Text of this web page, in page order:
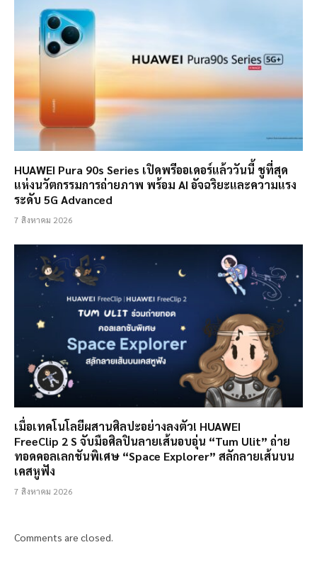
HUAWEI Pura 90s Series เปิดพรีออเดอร์แล้ววันนี้ ชูที่สุด
แห่งนวัตกรรมการถ่ายภาพ พร้อม AI อัจฉริยะและความแรง
ระดับ 5G Advanced
7 สิงหาคม 2026
เมื่อเทคโนโลยีผสานศิลปะอย่างลงตัว! HUAWEI
FreeClip 2 S จับมือศิลปินลายเส้นอบอุ่น “Tum Ulit” ถ่าย
ทอดคอลเลกชันพิเศษ “Space Explorer” สลักลายเส้นบน
เคสหูฟัง
7 สิงหาคม 2026
Comments are closed.